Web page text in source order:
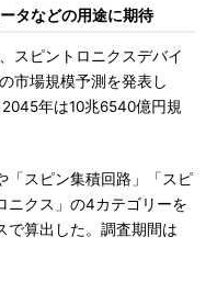
タなどの用途に期待
スピントロニクスデバイ
市場規模予測を発表し
年は10兆6540億円規
スピン集積回路」「スピ
ニクス」の4カテゴリーを
で算出した。調査期間は